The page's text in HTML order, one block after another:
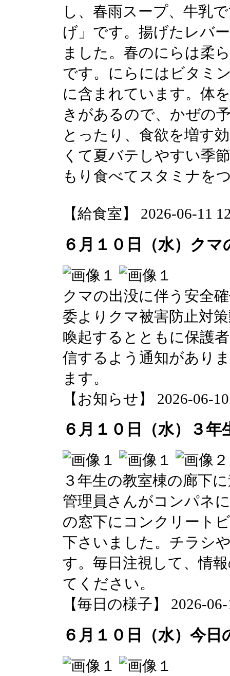
し、春雨スープ、牛乳
げ」です。揚げたレバ
ました。春のにらは柔
です。にらにはビタミ
に含まれています。体
きがあるので、かぜの
とったり、食欲を増す
くて夏バテしやすい季
もり食べてスタミナを
【給食室】 2026-06-11
６月１０日（水）ク
クマの出没に伴う安全
委よりクマ被害防止対
喚起するとともに保護
信するよう通知があり
ます。
【お知らせ】 2026-06-
６月１０日（水）３
３年生の教室棟の廊下
管理員さんがコンパネ
の窓下にコンクリート
下さいました。チラシ
す。毎日注視して、情
てください。
【毎日の様子】 2026-
６月１０日（水）今日